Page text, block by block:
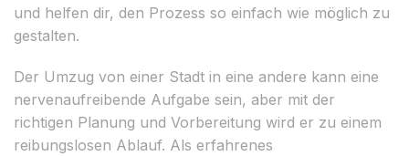
und helfen dir, den Prozess so einfach wie möglich zu
gestalten.
Der Umzug von einer Stadt in eine andere kann eine
nervenaufreibende Aufgabe sein, aber mit der
richtigen Planung und Vorbereitung wird er zu einem
reibungslosen Ablauf. Als erfahrenes